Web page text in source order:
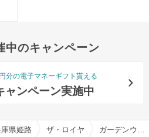
中のキャンペーン
分の電子マネーギフト貰える
ャンペーン実施中
一覧
県姫路市の結婚式場一覧
ザ・ロイヤルクラシック姫路